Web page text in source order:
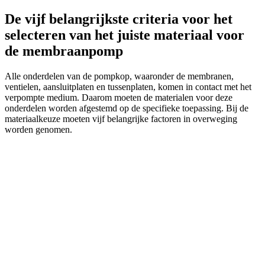
De vijf belangrijkste criteria voor het
selecteren van het juiste materiaal voor
de membraanpomp
Alle onderdelen van de pompkop, waaronder de membranen,
ventielen, aansluitplaten en tussenplaten, komen in contact met het
verpompte medium. Daarom moeten de materialen voor deze
onderdelen worden afgestemd op de specifieke toepassing. Bij de
materiaalkeuze moeten vijf belangrijke factoren in overweging
worden genomen.